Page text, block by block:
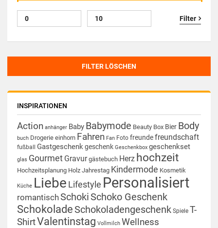
Filter
FILTER LÖSCHEN
INSPIRATIONEN
Action anhänger Baby Babymode Beauty Box Bier Body
buch Drogerie einhorn Fahren Fan Foto freundefreundschaft
fußball Gastgeschenkgeschenk Geschenkbox geschenkset
glas Gourmet Gravur gästebuch Herz hochzeit
Hochzeitsplanung Holz Jahrestag Kindermode Kosmetik
Küche Liebe Lifestyle Personalisiert
romantisch Schoki Schoko Geschenk
Schokolade Schokoladengeschenk Spiele T-
ShirtValentinstag Vollmilch Wellness